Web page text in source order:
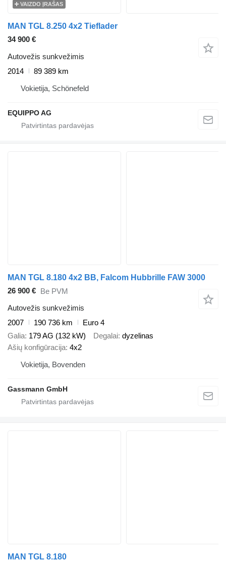
VAIZDO ĮRAŠAS
MAN TGL 8.250 4x2 Tieflader
34 900 €
Autovežis sunkvežimis
2014
89 389 km
Vokietija, Schönefeld
EQUIPPO AG
MAN TGL 8.180 4x2 BB, Falcom Hubbrille FAW 3000
26 900 € Be PVM
Autovežis sunkvežimis
2007
190 736 km
Euro 4
Galia 179 AG (132 kW) Degalai dyzelinas
Ašių konfigūracija 4x2
Vokietija, Bovenden
Gassmann GmbH
MAN TGL 8.180